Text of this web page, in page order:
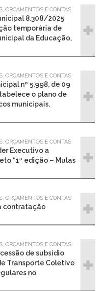
ORÇAMENTOS E CONTAS
8.308/2025
temporária de
da Educação,
ORÇAMENTOS E CONTAS
nº 5.998, de 09
o plano de
municipais.
ORÇAMENTOS E CONTAS
Executivo a
“1ª edição – Mulas
ORÇAMENTOS E CONTAS
contratação
ORÇAMENTOS E CONTAS
de subsídio
Transporte Coletivo
no